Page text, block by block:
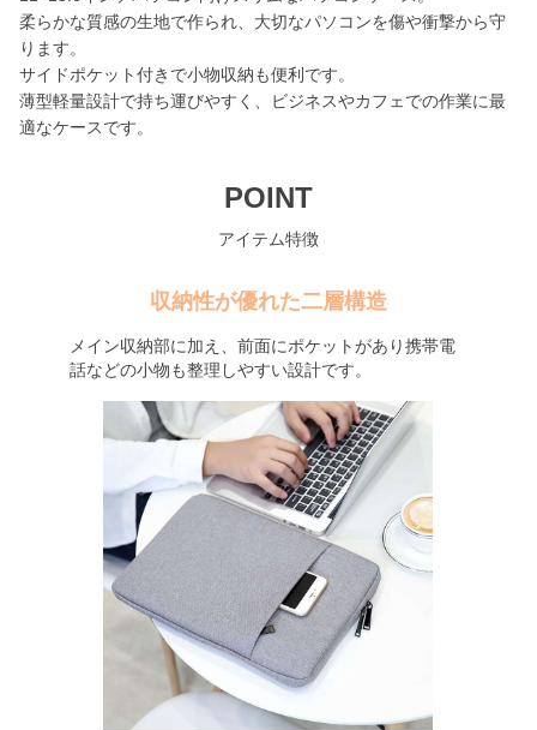
柔らかな質感の生地で作られ、大切なパソコンを傷や衝撃から守
ります。
サイドポケット付きで小物収納も便利です。
薄型軽量設計で持ち運びやすく、ビジネスやカフェでの作業に最
適なケースです。
POINT
アイテム特徴
収納性が優れた二層構造
メイン収納部に加え、前面にポケットがあり携帯電
話などの小物も整理しやすい設計です。